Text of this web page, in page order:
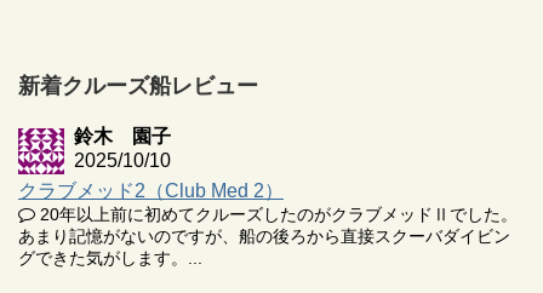
新着クルーズ船レビュー
鈴木 園子
2025/10/10
クラブメッド2（Club Med 2）
20年以上前に初めてクルーズしたのがクラブメッドⅡでした。
あまり記憶がないのですが、船の後ろから直接スクーバダイビン
グできた気がします。...